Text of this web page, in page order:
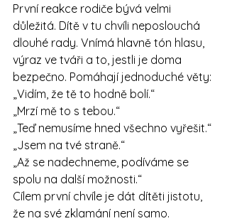
První reakce rodiče bývá velmi
důležitá. Dítě v tu chvíli neposlouchá
dlouhé rady. Vnímá hlavně tón hlasu,
výraz ve tváři a to, jestli je doma
bezpečno. Pomáhají jednoduché věty:
„Vidím, že tě to hodně bolí.“
„Mrzí mě to s tebou.“
„Teď nemusíme hned všechno vyřešit.“
„Jsem na tvé straně.“
„Až se nadechneme, podíváme se
spolu na další možnosti.“
Cílem první chvíle je dát dítěti jistotu,
že na své zklamání není samo.